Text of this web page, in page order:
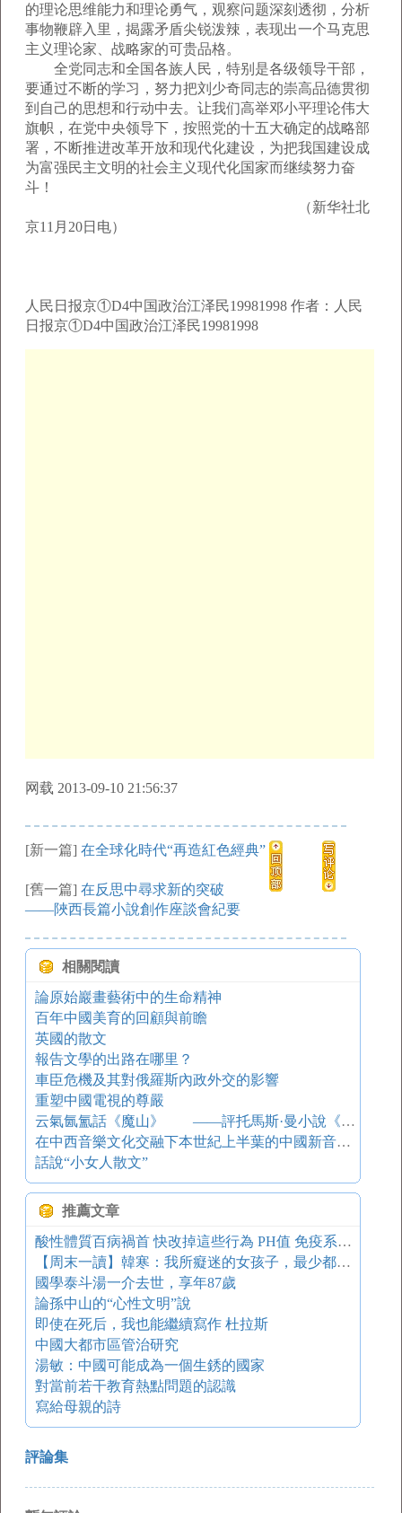
的理论思维能力和理论勇气，观察问题深刻透彻，分析
事物鞭辟入里，揭露矛盾尖锐泼辣，表现出一个马克思
主义理论家、战略家的可贵品格。
全党同志和全国各族人民，特别是各级领导干部，
要通过不断的学习，努力把刘少奇同志的崇高品德贯彻
到自己的思想和行动中去。让我们高举邓小平理论伟大
旗帜，在党中央领导下，按照党的十五大确定的战略部
署，不断推进改革开放和现代化建设，为把我国建设成
为富强民主文明的社会主义现代化国家而继续努力奋
斗！
（新华社北
京11月20日电）
人民日报京①D4中国政治江泽民19981998 作者：人民
日报京①D4中国政治江泽民19981998
网载 2013-09-10 21:56:37
[新一篇] 在全球化時代“再造紅色經典”
[舊一篇] 在反思中尋求新的突破
——陜西長篇小說創作座談會紀要
相關閱讀
論原始巖畫藝術中的生命精神
百年中國美育的回顧與前瞻
英國的散文
報告文學的出路在哪里？
車臣危機及其對俄羅斯內政外交的影響
重塑中國電視的尊嚴
云氣氤氳話《魔山》 ——評托馬斯·曼小說《魔山》
在中西音樂文化交融下本世紀上半葉的中國新音樂（下）
話說“小女人散文”
推薦文章
酸性體質百病禍首 快改掉這些行為 PH值 免疫系統 防癌
【周末一讀】韓寒：我所癡迷的女孩子，最少都是兩條杠
國學泰斗湯一介去世，享年87歲
論孫中山的“心性文明”說
即使在死后，我也能繼續寫作 杜拉斯
中國大都市區管治研究
湯敏：中國可能成為一個生銹的國家
對當前若干教育熱點問題的認識
寫給母親的詩
評論集